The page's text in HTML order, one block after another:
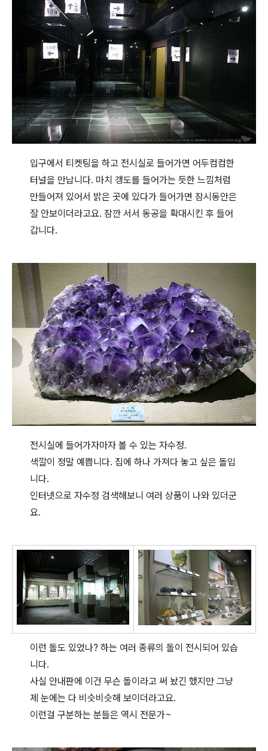
입구에서 티켓팅을 하고 전시실로 들어가면 어두컴컴한
터널을 만납니다. 마치 갱도를 들어가는 듯한 느낌처럼
만들어져 있어서 밝은 곳에 있다가 들어가면 잠시동안은
잘 안보이더라고요. 잠깐 서서 동공을 확대시킨 후 들어
갑니다.
전시실에 들어가자마자 볼 수 있는 자수정.
색깔이 정말 예쁩니다. 집에 하나 가져다 놓고 싶은 돌입
니다.
인터넷으로 자수정 검색해보니 여러 상품이 나와 있더군
요.
이런 돌도 있었나? 하는 여러 종류의 돌이 전시되어 있습
니다.
사실 안내판에 이건 무슨 돌이라고 써 놨긴 했지만 그냥
제 눈에는 다 비슷비슷해 보이더라고요.
이런걸 구분하는 분들은 역시 전문가~